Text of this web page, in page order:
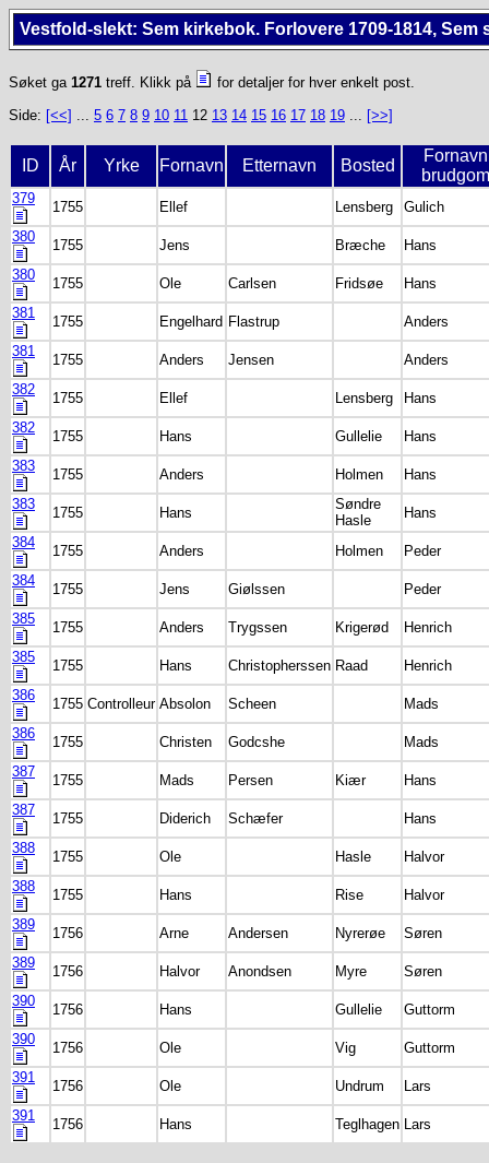
Vestfold-slekt: Sem kirkebok. Forlovere 1709-1814, Sem
Søket ga 1271 treff. Klikk på
for detaljer for hver enkelt post.
Side: [<<] ... 5 6 7 8 9 10 11 12 13 14 15 16 17 18 19 ... [>>]
ID År Yrke Fornavn Etternavn Bosted
Fornavn
brudgom
379
1755 Ellef Lensberg
Gulich
380
1755 Jens Bræche
Hans
380
1755 Ole Carlsen Fridsøe
Hans
381
1755 Engelhard Flastrup
Anders
381
1755 Anders Jensen
Anders
382
1755 Ellef Lensberg
Hans
382
1755 Hans Gullelie
Hans
383
1755 Anders Holmen
Hans
383
1755 Hans
Søndre
Hasle
Hans
384
1755 Anders Holmen
Peder
384
1755 Jens Giølssen
Peder
385
1755 Anders Trygssen Krigerød
Henrich
385
1755 Hans Christopherssen Raad
Henrich
386
1755 Controlleur Absolon Scheen
Mads
386
1755 Christen Godcshe
Mads
387
1755 Mads Persen Kiær
Hans
387
1755 Diderich Schæfer
Hans
388
1755 Ole Hasle
Halvor
388
1755 Hans Rise
Halvor
389
1756 Arne Andersen Nyrerøe
Søren
389
1756 Halvor Anondsen Myre
Søren
390
1756 Hans Gullelie
Guttorm
390
1756 Ole Vig
Guttorm
391
1756 Ole Undrum
Lars
391
1756 Hans Teglhagen Lars